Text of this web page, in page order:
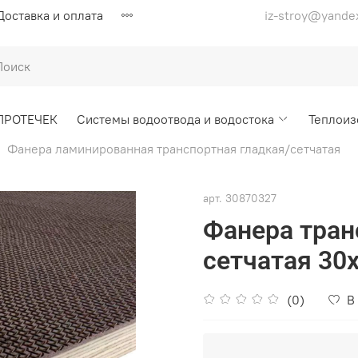
и оплата iz-
Системы водоотвода и водостока
Фанера ламинированная транспортная гладкая/сетчатая
арт. 30870327
Фанера
сетчатая
(0) В